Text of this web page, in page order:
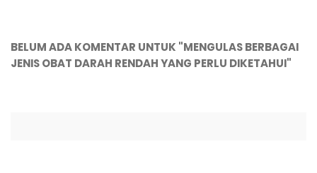
BELUM ADA KOMENTAR UNTUK "MENGULAS BERBAGAI
JENIS OBAT DARAH RENDAH YANG PERLU DIKETAHUI"